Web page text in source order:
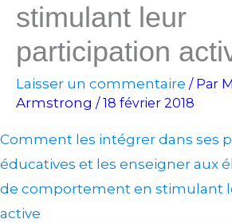
stimulant leur
participation
Laisser un commentaire / Par
Armstrong /18 février 2018
Comment les intégrer dans ses
éducatives et les enseigner aux
de comportement en stimulant
active